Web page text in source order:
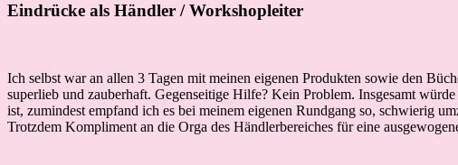
Eindrücke als Händler / Workshopleiter
Ich selbst war an allen 3 Tagen mit meinen eigenen Produkten sowie den
superlieb und zauberhaft. Gegenseitige Hilfe? Kein Problem. Insgesamt
ist, zumindest empfand ich es bei meinem eigenen Rundgang so, schwierig
Trotzdem Kompliment an die Orga des Händlerbereiches für eine